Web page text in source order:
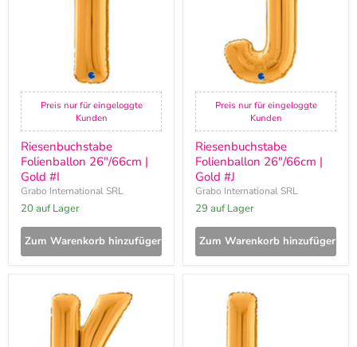
Preis nur für eingeloggte
Kunden
Riesenbuchstabe
Folienballon 26"/66cm |
Gold #I
Grabo International SRL
20 auf Lager
Zum Warenkorb hinzufügen
Preis nur für eingeloggte
Kunden
Riesenbuchstabe
Folienballon 26"/66cm |
Gold #J
Grabo International SRL
29 auf Lager
Zum Warenkorb hinzufügen
Folienballon
26"/66cm
Riesenbuchstabe
Folienballon
26"/66cm